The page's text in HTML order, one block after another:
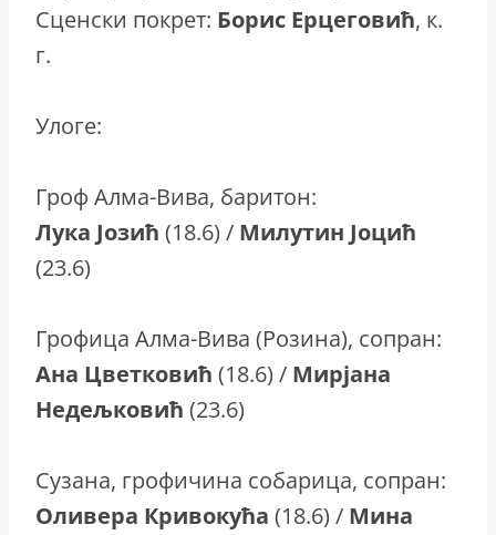
Сценски покрет: Борис Ерцеговић, к.
г.
Улоге:
Гроф Алма-Вива, баритон:
Лука Јозић (18.6) / Милутин Јоцић
(23.6)
Грофица Алма-Вива (Розина), сопран:
Ана Цветковић (18.6) / Мирјана
Недељковић (23.6)
Сузана, грофичина собарица, сопран:
Оливера Кривокућа (18.6) / Мина